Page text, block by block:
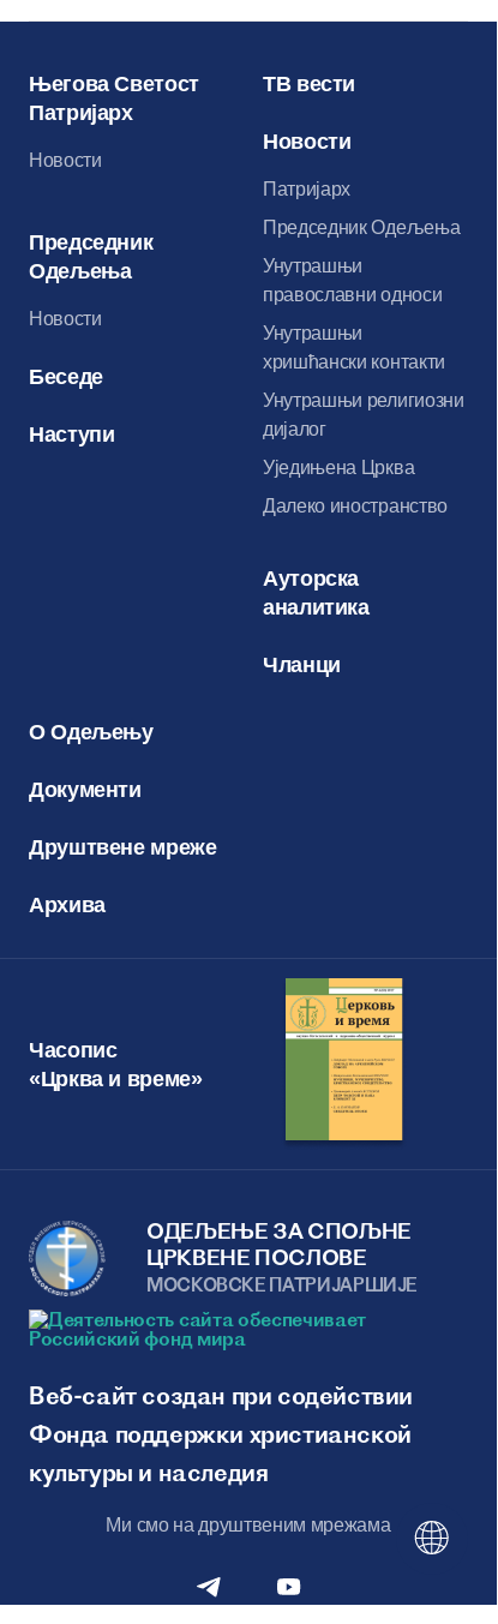
Његова Светост
Патријарх
Новости
Председник
Одељења
Новости
Беседе
Наступи
ТВ вести
Новости
Патријарх
Председник Одељења
Унутрашњи
православни односи
Унутрашњи
хришћански контакти
Унутрашњи религиозни
дијалог
Уједињена Црква
Далеко иностранство
Ауторска
аналитика
Чланци
О Одељењу
Документи
Друштвене мреже
Архива
Часопис
«Црква и време»
ОДЕЉЕЊЕ ЗА СПОЉНЕ
ЦРКВЕНЕ ПОСЛОВЕ
МОСКОВСКЕ ПАТРИJАРШИЈЕ
Веб-сайт создан при содействии
Фонда поддержки христианской
культуры и наследия
Ми смо на друштвеним мрежама